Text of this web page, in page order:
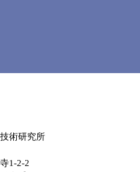
術研究所
1-2-2